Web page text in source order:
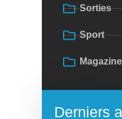
Sorties
Sport
Magazine
Derniers